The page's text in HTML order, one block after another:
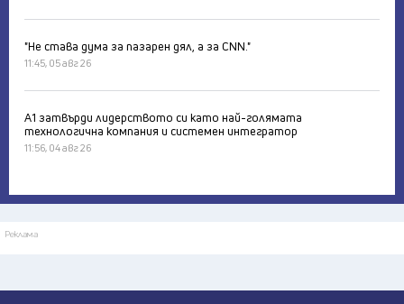
"Не става дума за пазарен дял, а за CNN."
11:45, 05 авг 26
А1 затвърди лидерството си като най-голямата
технологична компания и системен интегратор
11:56, 04 авг 26
Реклама